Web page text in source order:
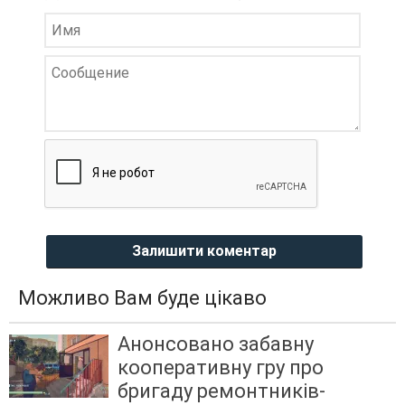
Залишити коментар
Можливо Вам буде цікаво
Анонсовано забавну
кооперативну гру про
бригаду ремонтників-